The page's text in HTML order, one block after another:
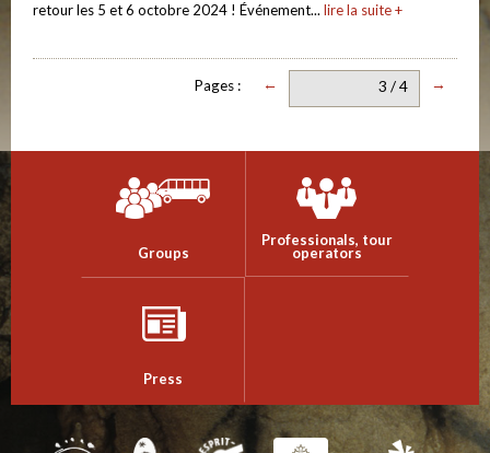
retour les 5 et 6 octobre 2024 ! Événement... lire la suite +
→
3 / 4
←
Pages :
Groups
Professionals, tour
operators
Press